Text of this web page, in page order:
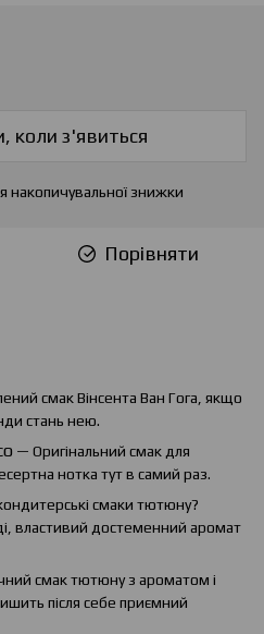
коли з'явиться
накопичувальної знижки
Порівняти
смак Вінсента Ван Гога, якщо
стань нею.
— Оригінальний смак для
нотка тут в самий раз.
смаки тютюну?
властивий достеменний аромат
смак тютюну з ароматом і
після себе приємний